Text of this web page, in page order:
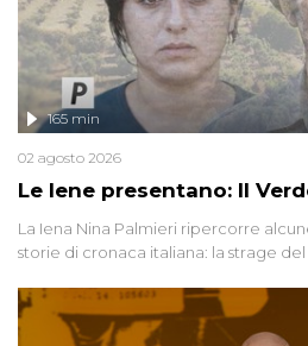
Le Iene presentano: Il
165 min
02 agosto 2026
La Iena Nina Palmieri ripercorre
storie di cronaca italiana: la strage